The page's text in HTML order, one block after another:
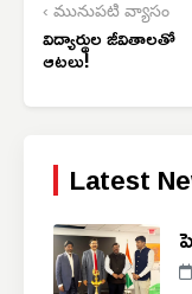
‹ మునుపటి వ్యాసం
విద్యార్థుల జీవితాలతో
ఆటలు!
Latest